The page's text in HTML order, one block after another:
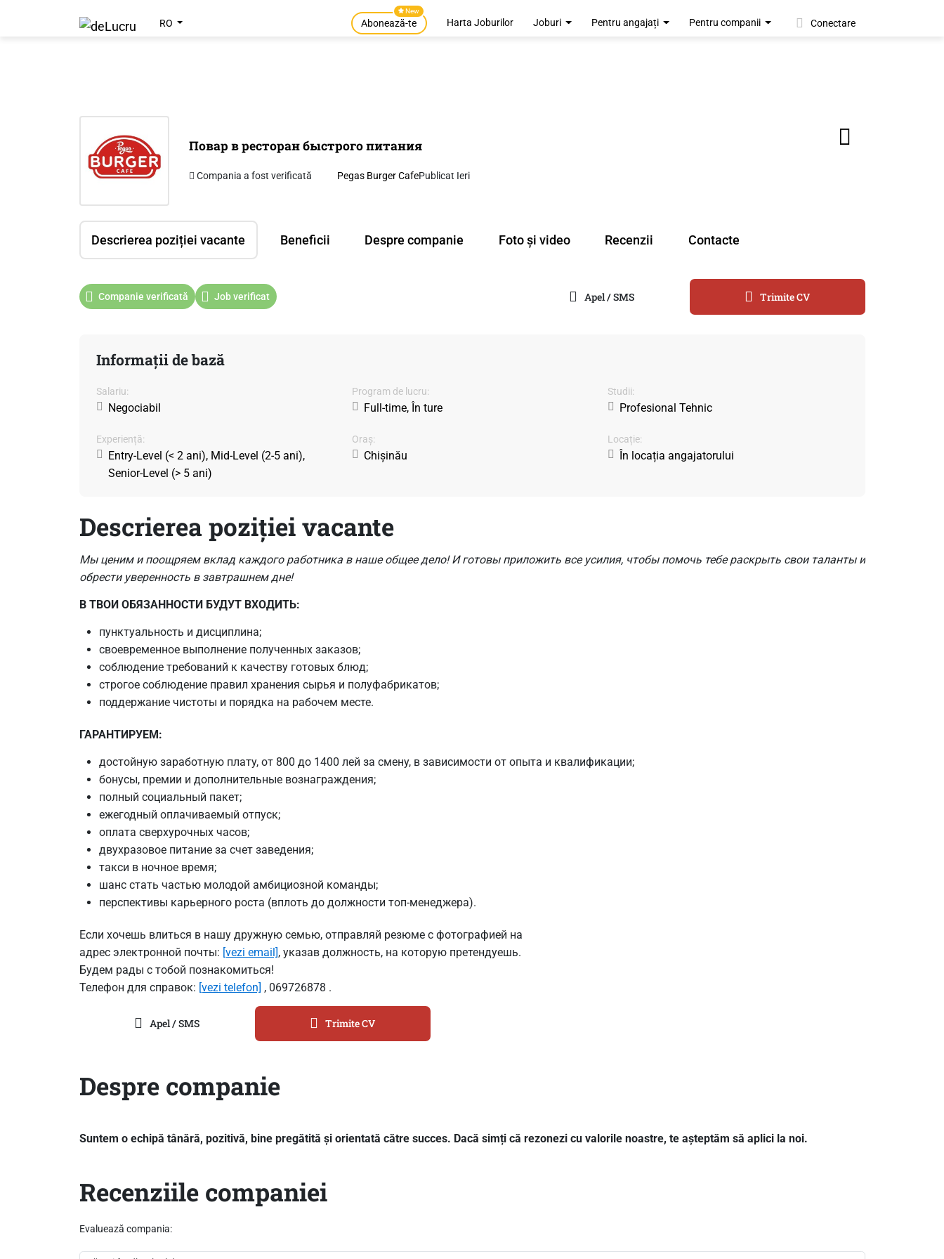
RO
New
Abonează-te Harta Joburilor Joburi Pentru angajați Pentru companii Conectare
Повар в ресторан быстрого питания
Compania a fost verificată Pegas Burger CafePublicat Ieri
Descrierea poziției vacante Beneficii Despre companie Foto și video Recenzii Contacte
Companie verificată Job verificat Apel / SMS Trimite CV
Informații de bază
Salariu:
Negociabil
Program de lucru:
Full-time, În ture
Studii:
Profesional Tehnic
Experiență:
Entry-Level (< 2 ani), Mid-Level (2-5 ani),
Senior-Level (> 5 ani)
Oraș:
Chișinău
Locație:
În locația angajatorului
Descrierea poziției vacante
Мы ценим и поощряем вклад каждого работника в наше общее дело! И готовы приложить все усилия, чтобы помочь тебе раскрыть свои таланты и
обрести уверенность в завтрашнем дне!
В ТВОИ ОБЯЗАННОСТИ БУДУТ ВХОДИТЬ:
пунктуальность и дисциплина;
своевременное выполнение полученных заказов;
соблюдение требований к качеству готовых блюд;
строгое соблюдение правил хранения сырья и полуфабрикатов;
поддержание чистоты и порядка на рабочем месте.
ГАРАНТИРУЕМ:
достойную заработную плату, от 800 до 1400 лей за смену, в зависимости от опыта и квалификации;
бонусы, премии и дополнительные вознаграждения;
полный социальный пакет;
ежегодный оплачиваемый отпуск;
оплата сверхурочных часов;
двухразовое питание за счет заведения;
такси в ночное время;
шанс стать частью молодой амбициозной команды;
перспективы карьерного роста (вплоть до должности топ-менеджера).
Если хочешь влиться в нашу дружную семью, отправляй резюме с фотографией на
адрес электронной почты: [vezi email], указав должность, на которую претендуешь.
Будем рады с тобой познакомиться!
Телефон для справок: [vezi telefon] , 069726878 .
Apel / SMS Trimite CV
Despre companie
Suntem o echipă tânără, pozitivă, bine pregătită și orientată către succes. Dacă simți că rezonezi cu valorile noastre, te așteptăm să aplici la noi.
Recenziile companiei
Evaluează compania: